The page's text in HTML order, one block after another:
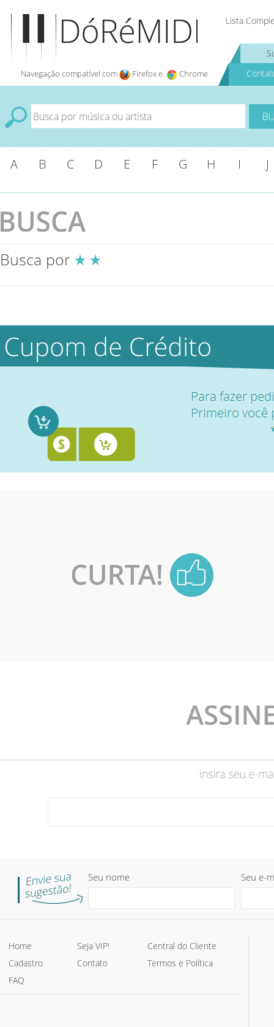
Lista
Navegação compatível com Firefox e Chrome
A B C D E F G H I J
Busca por
Seu nome Seu e-
Home Seja VIP!
Central do Cliente
Cadastro
Contato
Termos e Política
FAQ